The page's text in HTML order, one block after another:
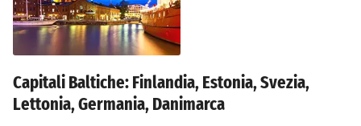
Capitali Baltiche: Finlandia, Estonia, Svezia,
Lettonia, Germania, Danimarca